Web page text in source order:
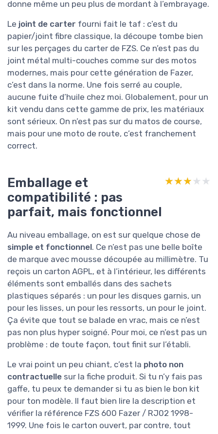
donne même un peu plus de mordant à l’embrayage.
Le joint de carter fourni fait le taf : c’est du
papier/joint fibre classique, la découpe tombe bien
sur les perçages du carter de FZS. Ce n’est pas du
joint métal multi-couches comme sur des motos
modernes, mais pour cette génération de Fazer,
c’est dans la norme. Une fois serré au couple,
aucune fuite d’huile chez moi. Globalement, pour un
kit vendu dans cette gamme de prix, les matériaux
sont sérieux. On n’est pas sur du matos de course,
mais pour une moto de route, c’est franchement
correct.
Emballage et
compatibilité : pas
parfait, mais fonctionnel
★★★★★
★★★★★
Au niveau emballage, on est sur quelque chose de
simple et fonctionnel. Ce n’est pas une belle boîte
de marque avec mousse découpée au millimètre. Tu
reçois un carton AGPL, et à l’intérieur, les différents
éléments sont emballés dans des sachets
plastiques séparés : un pour les disques garnis, un
pour les lisses, un pour les ressorts, un pour le joint.
Ça évite que tout se balade en vrac, mais ce n’est
pas non plus hyper soigné. Pour moi, ce n’est pas un
problème : de toute façon, tout finit sur l’établi.
Le vrai point un peu chiant, c’est la photo non
contractuelle sur la fiche produit. Si tu n’y fais pas
gaffe, tu peux te demander si tu as bien le bon kit
pour ton modèle. Il faut bien lire la description et
vérifier la référence FZS 600 Fazer / RJ02 1998-
1999. Une fois le carton ouvert, par contre, tout